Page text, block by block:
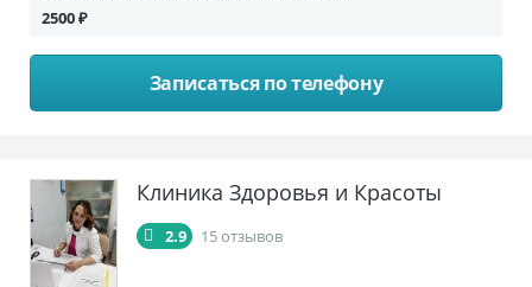
Записаться по телефону
2500 ₽
Клиника Здоровья и Красоты
2.9 15 отзывов